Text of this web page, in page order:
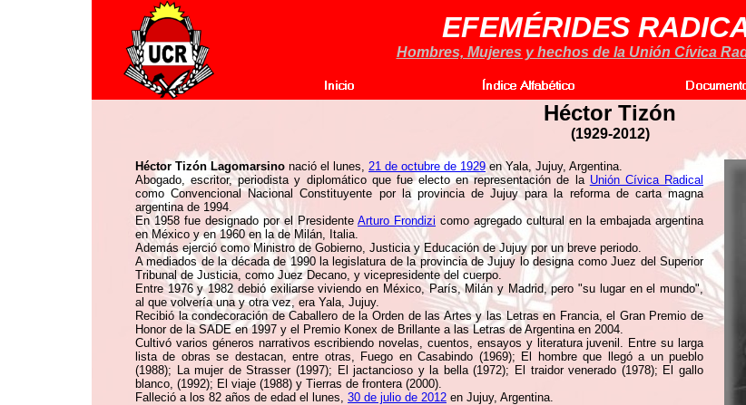
EFEMÉRIDES
Hombres, Mujeres y hechos de la Unión Cívica
Héctor Tizón
(1929-2012)
Héctor Tizón Lagomarsino nació el lunes, 21 de octubre de 1929en Yala, Jujuy, Argentina.
Abogado, escritor, periodista y diplomático que fue electo en representación de la Unión Cívica Radical
como Convencional Nacional Constituyente por la provincia de Jujuy para la reforma de carta magna
argentina de 1994.
En 1958 fue designado por el Presidente Arturo Frondizi como agregado cultural en la embajada argentina
en México y en 1960 en la de Milán, Italia.
Además ejerció como Ministro de Gobierno, Justicia y Educación de Jujuy por un breve periodo.
A mediados de la década de 1990 la legislatura de la provincia de Jujuy lo designa como Juez del Superior
Tribunal de Justicia, como Juez Decano, y vicepresidente del cuerpo.
Entre 1976 y 1982 debió exiliarse viviendo en México, París, Milán y Madrid, pero "su lugar en el mundo",
al que volvería una y otra vez, era Yala, Jujuy.
Recibió la condecoración de Caballero de la Orden de las Artes y las Letras en Francia, el Gran Premio de
Honor de la SADE en 1997 y el Premio Konex de Brillante a las Letras de Argentina en 2004.
Cultivó varios géneros narrativos escribiendo novelas, cuentos, ensayos y literatura juvenil. Entre su larga
lista de obras se destacan, entre otras, Fuego en Casabindo (1969); El hombre que llegó a un pueblo
(1988); La mujer de Strasser (1997); El jactancioso y la bella (1972); El traidor venerado (1978); El gallo
blanco, (1992); El viaje (1988) y Tierras de frontera (2000).
Falleció a los 82 años de edad el lunes, 30 de julio de 2012 en Jujuy, Argentina.